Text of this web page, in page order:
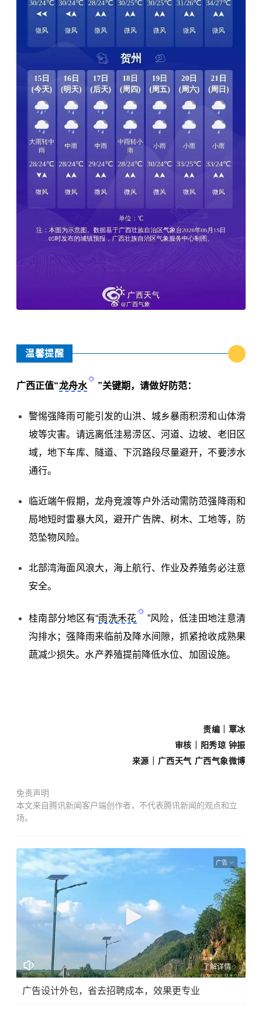
温馨提醒
广西正值“龙舟水 ”关键期，请做好防范：
警惕强降雨可能引发的山洪、城乡暴雨积涝和山体滑
坡等灾害。请远离低洼易涝区、河道、边坡、老旧区
域，地下车库、隧道、下沉路段尽量避开，不要涉水
通行。
临近端午假期，龙舟竞渡等户外活动需防范强降雨和
局地短时雷暴大风，避开广告牌、树木、工地等，防
范坠物风险。
北部湾海面风浪大，海上航行、作业及养殖务必注意
安全。
桂南部分地区有“雨洗禾花
”风险，低洼田地注意清
沟排水；强降雨来临前及降水间隙，抓紧抢收成熟果
蔬减少损失。水产养殖提前降低水位、加固设施。
责编｜覃冰
审核｜阳秀琼 钟振
来源 ｜广西天气 广西气象微博
免责声明
本文来自腾讯新闻客户端创作者，不代表腾讯新闻的观点和立
场。
广告
了解详情
广告设计外包，省去招聘成本，效果更专业